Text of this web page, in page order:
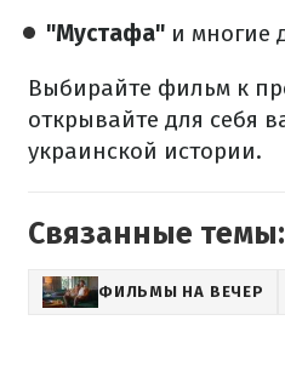
"Мустафа" и многие
Выбирайте фильм к
открывайте для себя
украинской истории.
Связанные темы:
ФИЛЬМЫ НА ВЕЧЕР